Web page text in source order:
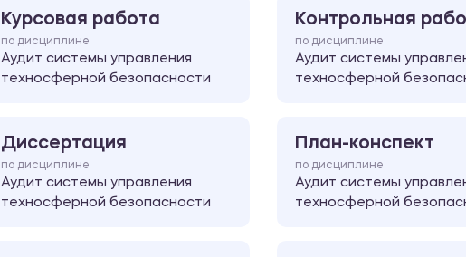
Курсовая работа
по дисциплине
Аудит системы управления
техносферной безопасности
Контрольная
по дисциплине
Аудит системы
техносферной
Диссертация
по дисциплине
Аудит системы управления
техносферной безопасности
План-конспект
по дисциплине
Аудит системы
техносферной